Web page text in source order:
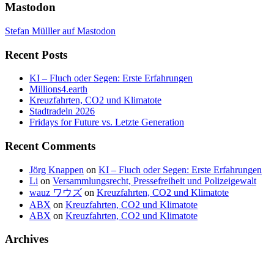
Mastodon
Stefan Mülller auf Mastodon
Recent Posts
KI – Fluch oder Segen: Erste Erfahrungen
Millions4.earth
Kreuzfahrten, CO2 und Klimatote
Stadtradeln 2026
Fridays for Future vs. Letzte Generation
Recent Comments
Jörg Knappen on KI – Fluch oder Segen: Erste Erfahrungen
Li on Versammlungsrecht, Pressefreiheit und Polizeigewalt
wauz ワウズ on Kreuzfahrten, CO2 und Klimatote
ABX on Kreuzfahrten, CO2 und Klimatote
ABX on Kreuzfahrten, CO2 und Klimatote
Archives